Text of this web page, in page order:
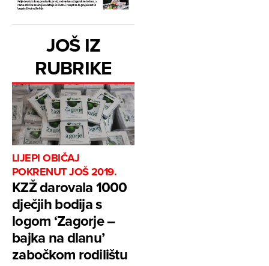
JOŠ IZ
RUBRIKE
LIJEPI OBIČAJ
POKRENUT JOŠ 2019.
KZŽ darovala 1000
dječjih bodija s
logom ‘Zagorje –
bajka na dlanu’
zabočkom rodilištu